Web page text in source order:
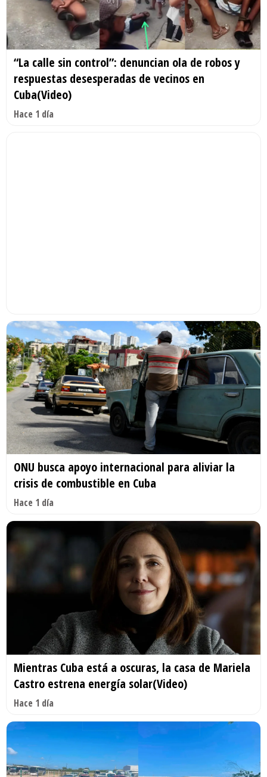
“La calle sin control”: denuncian ola de robos y
respuestas desesperadas de vecinos en
Cuba(Video)
Hace 1 día
ONU busca apoyo internacional para aliviar la
crisis de combustible en Cuba
Hace 1 día
Mientras Cuba está a oscuras, la casa de Mariela
Castro estrena energía solar(Video)
Hace 1 día